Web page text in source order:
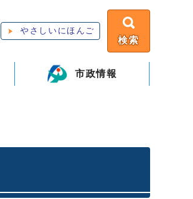
やさしいにほんご
検索
市政情報